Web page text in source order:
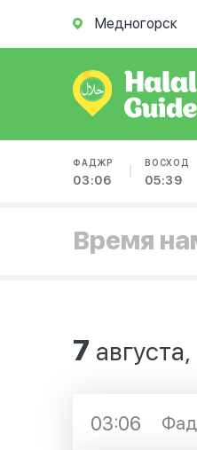
Медногорск
ФАДЖР
03:06
ВОСХОД
05:39
Время
7
03:06